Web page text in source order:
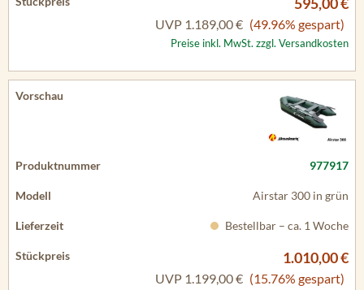
UVP 1.189,00 € (49.96% gespart)
Preise inkl. MwSt. zzgl. Versandkosten
977917
Airstar 300 in grün
Bestellbar – ca. 1 Woche
1.010,00 €
UVP 1.199,00 € (15.76% gespart)